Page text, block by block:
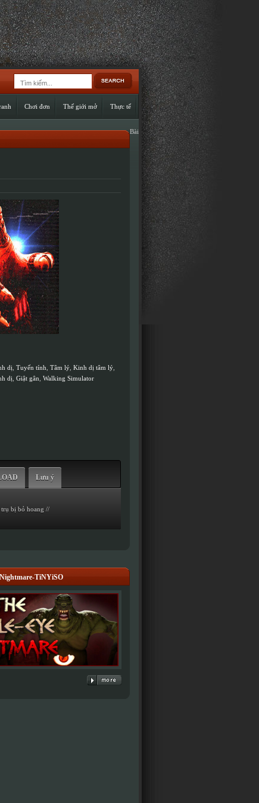
Chơi đơn Thế giới mở Thực tế
dị Tuyến tính Tâm lý Kinh dị tâm lý
dị Giật gân Walking Simulator
Lưu ý
bị bỏ hoang //
Bài
TiNYiSO